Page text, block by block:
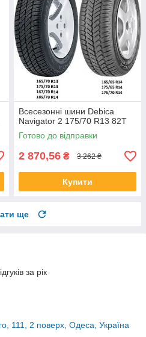
Всесезонні шини Debica
Navigator 2 175/70 R13 82T
Готово до відправки
2 870,56 ₴ 3 262 ₴
Купити
ще
за рік
111, 2 поверх, Одеса, Україна